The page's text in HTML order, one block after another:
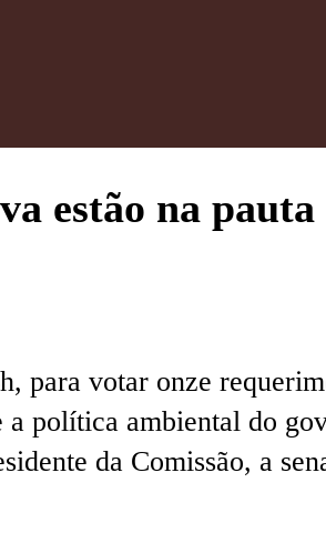
estão na
para votar onze
política ambiental do
da Comissão, a